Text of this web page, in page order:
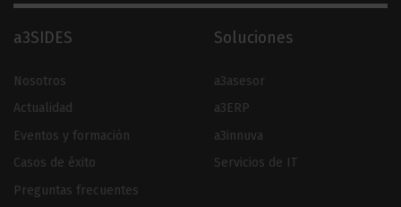
a3SIDES
Nosotros
Actualidad
Eventos y formación
Casos de éxito
Preguntas frecuentes
Soluciones
a3asesor
a3ERP
a3innuva
Servicios de IT